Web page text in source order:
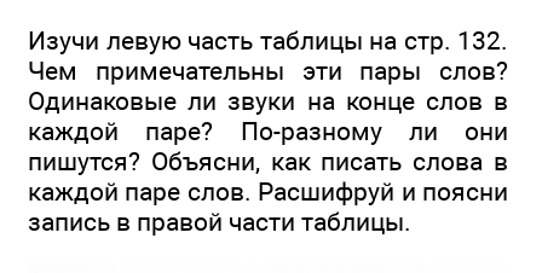
Изучи левую часть таблицы на стр. 132.
Чем примечательны эти пары слов?
Одинаковые ли звуки на конце слов в
каждой паре? По-разному ли они
пишутся? Объясни, как писать слова в
каждой паре слов. Расшифруй и поясни
запись в правой части таблицы.